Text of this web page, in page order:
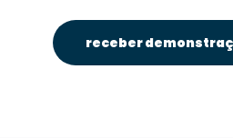
receber